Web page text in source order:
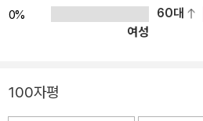
0%
60대
여성
100자평